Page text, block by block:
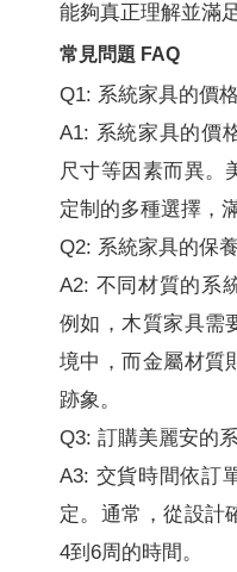
能夠真正理解並滿
常見問題 FAQ
Q1: 系統家具的價
A1: 系統家具的價
尺寸等因素而異。
定制的多種選擇，
Q2: 系統家具的保
A2: 不同材質的系
例如，木質家具需
境中，而金屬材質
跡象。
Q3: 訂購美麗安的
A3: 交貨時間依訂
定。通常，從設計
4到6周的時間。